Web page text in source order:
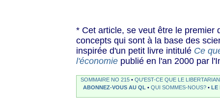
* Cet article, se veut être le premier
concepts qui sont à la base des
inspirée d'un petit livre intitulé Ce
l'économie publié en l'an 2000 par
SOMMAIRE NO 215 • QU'EST-CE QUE LE
ABONNEZ-VOUS AU QL • QUI SOMMES-NOUS?• LE